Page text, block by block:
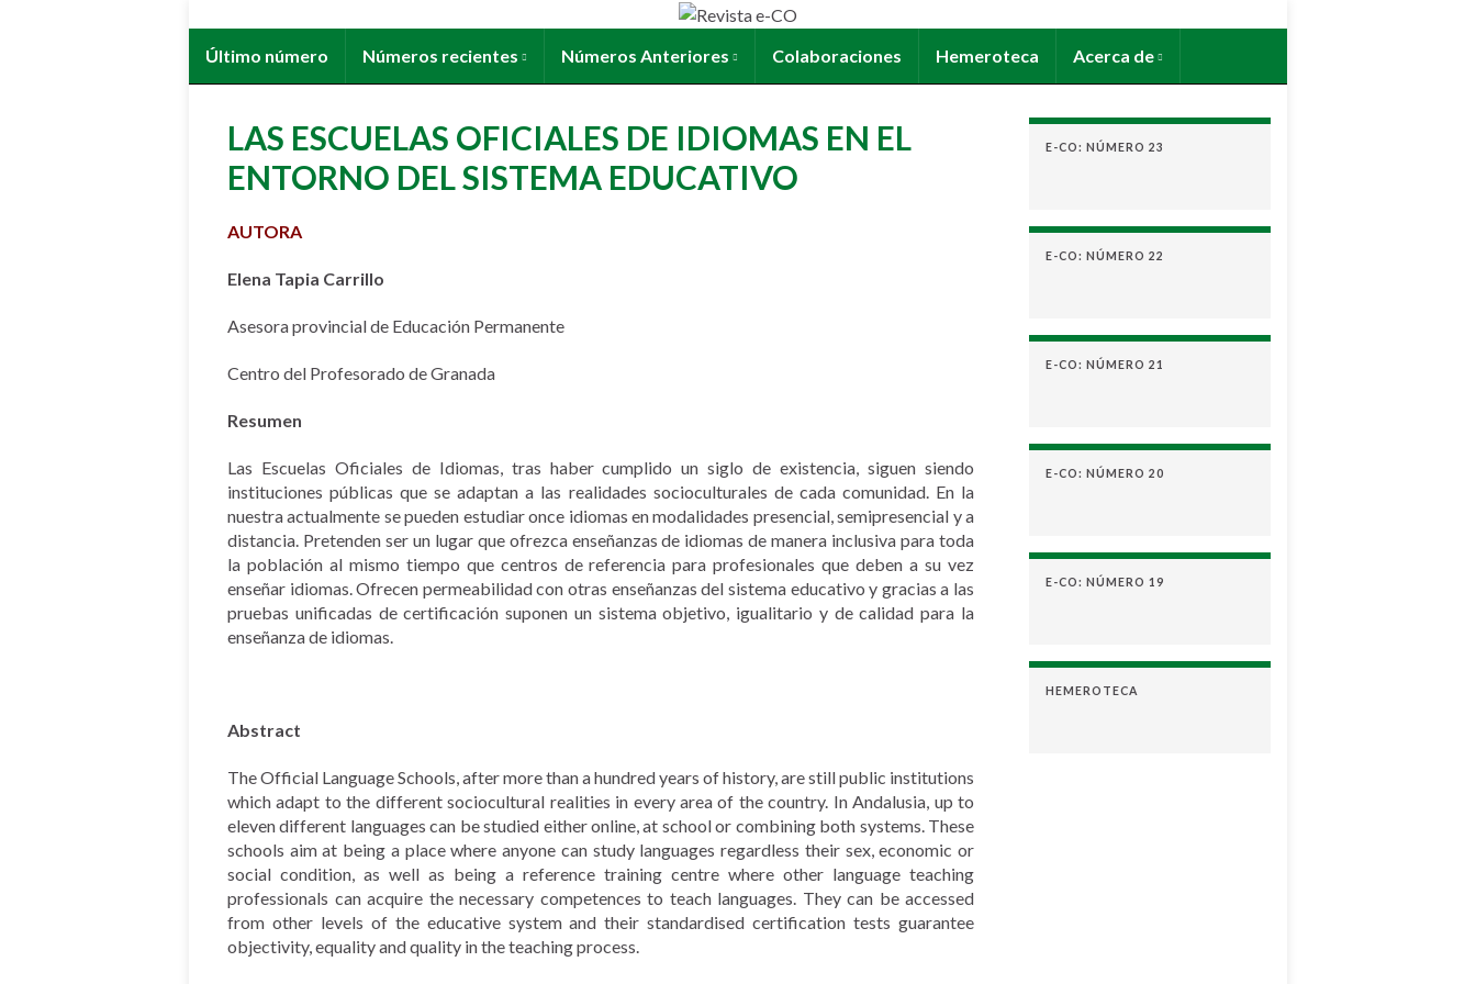
Último número Números recientes Números Anteriores Colaboraciones Hemeroteca Acerca de
LAS ESCUELAS OFICIALES DE IDIOMAS EN EL
ENTORNO DEL SISTEMA EDUCATIVO
AUTORA
Elena Tapia Carrillo
Asesora provincial de Educación Permanente
Centro del Profesorado de Granada
Resumen
Las Escuelas Oficiales de Idiomas, tras haber cumplido un siglo de existencia, siguen siendo
instituciones públicas que se adaptan a las realidades socioculturales de cada comunidad. En la
nuestra actualmente se pueden estudiar once idiomas en modalidades presencial, semipresencial y a
distancia. Pretenden ser un lugar que ofrezca enseñanzas de idiomas de manera inclusiva para toda
la población al mismo tiempo que centros de referencia para profesionales que deben a su vez
enseñar idiomas. Ofrecen permeabilidad con otras enseñanzas del sistema educativo y gracias a las
pruebas unificadas de certificación suponen un sistema objetivo, igualitario y de calidad para la
enseñanza de idiomas.
Abstract
The Official Language Schools, after more than a hundred years of history, are still public institutions
which adapt to the different sociocultural realities in every area of the country. In Andalusia, up to
eleven different languages can be studied either online, at school or combining both systems. These
schools aim at being a place where anyone can study languages regardless their sex, economic or
social condition, as well as being a reference training centre where other language teaching
professionals can acquire the necessary competences to teach languages. They can be accessed
from other levels of the educative system and their standardised certification tests guarantee
objectivity, equality and quality in the teaching process.
E-CO: NÚMERO 23
E-CO: NÚMERO 22
E-CO: NÚMERO 21
E-CO: NÚMERO 20
E-CO: NÚMERO 19
HEMEROTECA